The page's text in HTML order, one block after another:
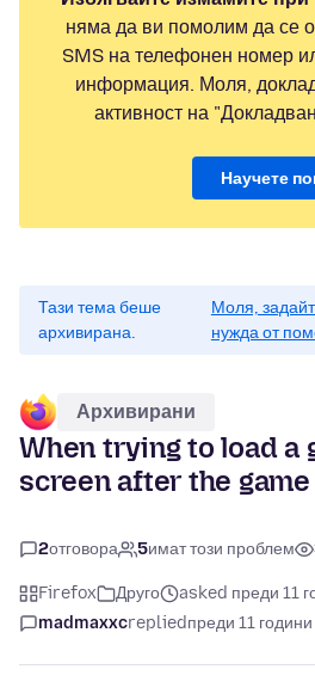
няма да ви помолим да се
SMS на телефонен номер
информация. Моля,
активност на
Научете
Тази тема беше
архивирана.
Моля,
нужда от
Архивирани
When trying to load a
screen after the
2отговора 5имат този проблем
Firefox Друго
asked преди 11
madmaxxcrepliedпреди 11 години